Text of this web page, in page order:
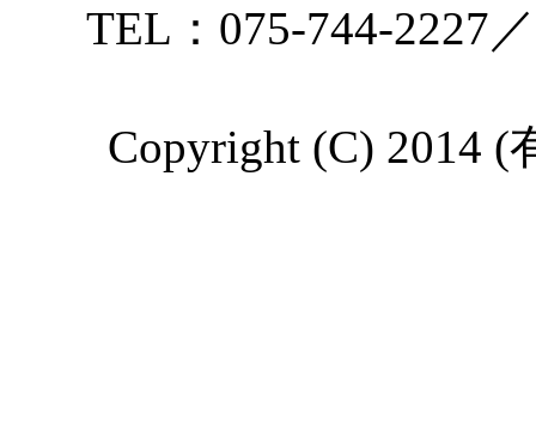
TEL：075-744-2227
Copyright (C) 2014 (